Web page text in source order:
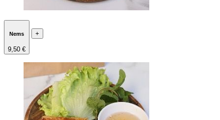
Nems
9,50 €
+